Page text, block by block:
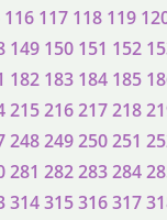
116 117 118 119
149 150 151 152
182 183 184 185
215216217218
248249250251
281 282283284
314315316317